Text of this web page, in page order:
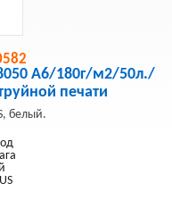
A6/180г/м2/50л./
печати
белый.